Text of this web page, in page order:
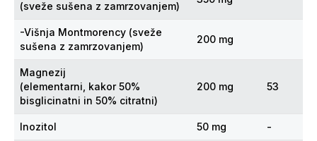
(sveže sušena z zamrzovanjem)
-Višnja Montmorency (sveže
sušena z zamrzovanjem)
200 mg
Magnezij
(elementarni, kakor 50%
bisglicinatni in 50% citratni)
200 mg 53
Inozitol 50 mg -